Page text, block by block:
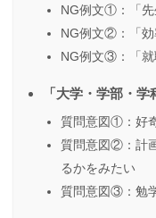
NG例文①：「先
NG例文②：「効
NG例文③：「就
「大学・学部・
質問意図①：好
質問意図②：計
るかをみたい
質問意図③：勉